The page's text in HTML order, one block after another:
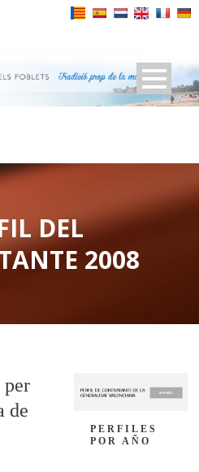
DEL
2008
per
de
PERFILES
POR AÑO